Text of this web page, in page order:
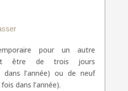
pour un autre
être de trois jours
l’année) ou de neuf
dans l’année).